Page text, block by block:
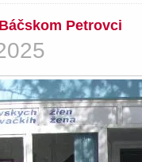
Petrovci